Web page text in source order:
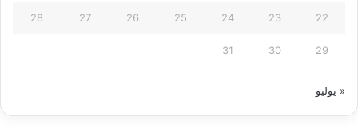
22
23
24
25
26
27
28
29
30
31
« يوليو